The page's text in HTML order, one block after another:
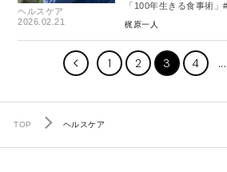
ヘルスケア
2026.02.21
「100年生きる食事術」
梶原一人
1 2 3 4
TOP ヘルスケア